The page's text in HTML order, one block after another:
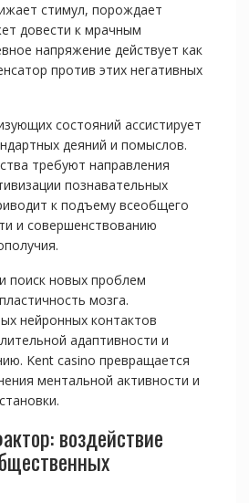
стимул, порождает
довести к мрачным
напряжение действует как
против этих негативных
состояний ассистирует
деяний и помыслов.
требуют направления
познавательных
к подъему всеобщего
и совершенствованию
поиск новых проблем
мозга.
нейронных контактов
адаптивности и
Kent casino превращается
ментальной активности и
воздействие